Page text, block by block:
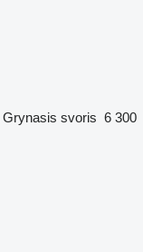
Grynasis svoris 6 300